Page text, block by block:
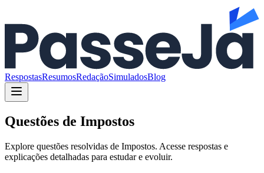
RespostasResumosRedaçãoSimuladosBlog
Questões de Impostos
Explore questões resolvidas de Impostos. Acesse respostas e
explicações detalhadas para estudar e evoluir.